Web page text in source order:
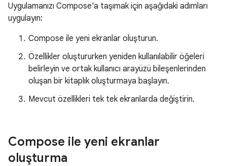
Uygulamanızı Compose'a taşımak için aşağıdaki adımları
uygulayın:
Compose ile yeni ekranlar oluşturun.
Özellikler oluştururken yeniden kullanılabilir öğeleri
belirleyin ve ortak kullanıcı arayüzü bileşenlerinden
oluşan bir kitaplık oluşturmaya başlayın.
Mevcut özellikleri tek tek ekranlarda değiştirin.
Compose ile yeni ekranlar
oluşturma